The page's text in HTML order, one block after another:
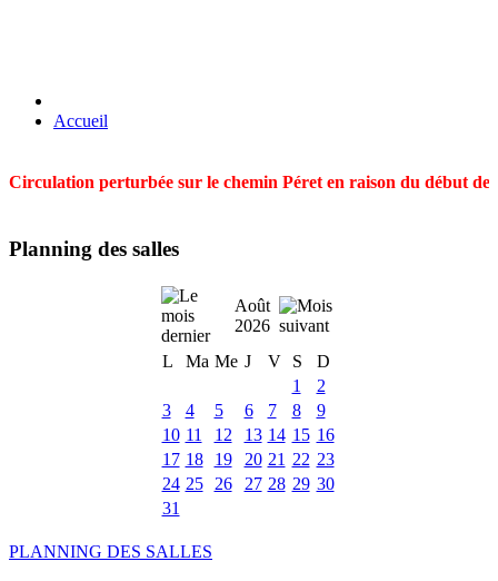
Accueil
Circulation perturbée sur le chemin Péret en raison du début
Planning des salles
Août
2026
L
Ma Me J V S
D
1
2
3
4 5 6 7 8
9
10 11 12 13 14 15 16
17 18 19 20 21 22 23
24 25 26 27 28 29 30
31
PLANNING DES SALLES